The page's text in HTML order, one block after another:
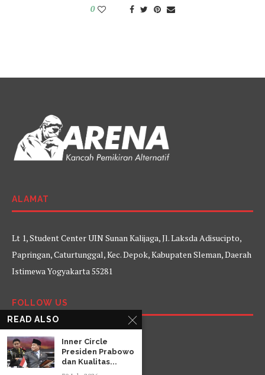
0
ALAMAT
Lt 1, Student Center UIN Sunan Kalijaga, Jl. Laksda Adisucipto,
Papringan, Caturtunggal, Kec. Depok, Kabupaten Sleman, Daerah
Istimewa Yogyakarta 55281
FOLLOW US
Facebook
TwitterInstagramYouTube
READ ALSO
Inner Circle
Presiden Prabowo
dan Kualitas...